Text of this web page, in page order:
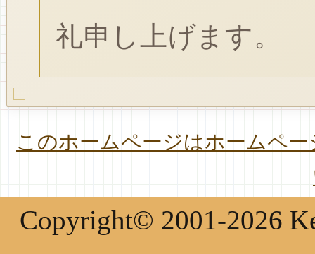
礼申し上げます。
このホームページはホームペ
Copyright© 2001-2026